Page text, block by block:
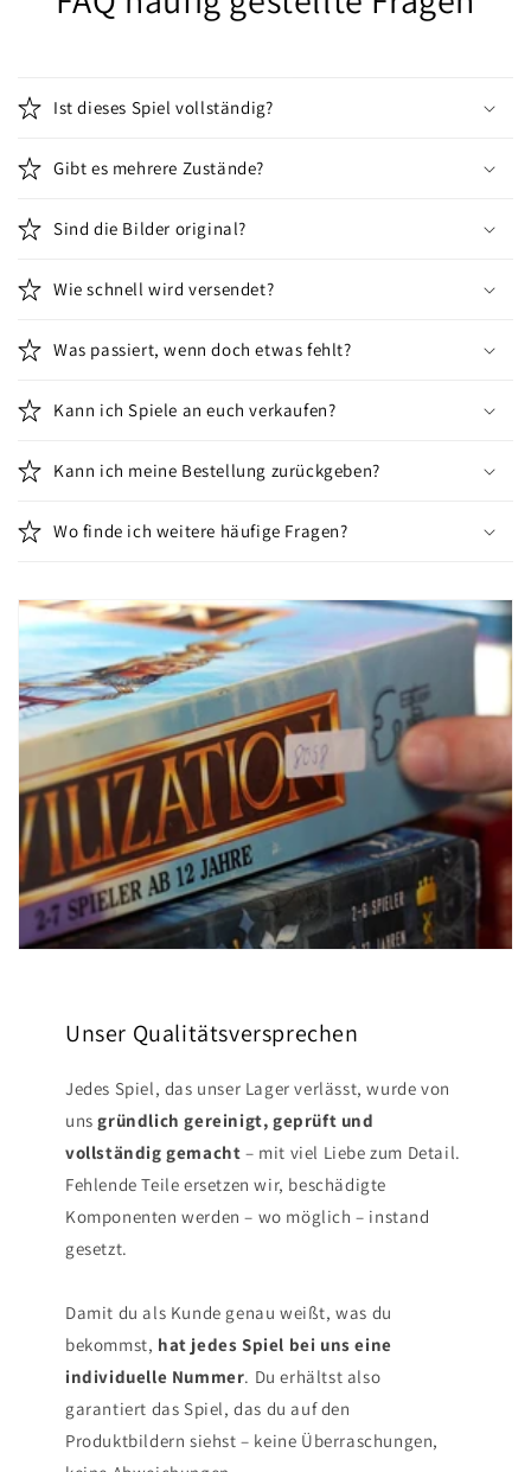
Ist dieses Spiel vollständig?
Gibt es mehrere Zustände?
Sind die Bilder original?
Wie schnell wird versendet?
Was passiert, wenn doch etwas fehlt?
Kann ich Spiele an euch verkaufen?
Kann ich meine Bestellung zurückgeben?
Wo finde ich weitere häufige Fragen?
Unser Qualitätsversprechen
Jedes Spiel, das unser Lager verlässt, wurde von
unsgründlich gereinigt, geprüft und
vollständig gemacht – mit viel Liebe zum Detail.
Fehlende Teile ersetzen wir, beschädigte
Komponenten werden – wo möglich – instand
gesetzt.
Damit du als Kunde genau weißt, was du
bekommst, hat jedes Spiel bei uns eine
individuelle Nummer. Du erhältst also
garantiert das Spiel, das du auf den
Produktbildern siehst – keine Überraschungen,